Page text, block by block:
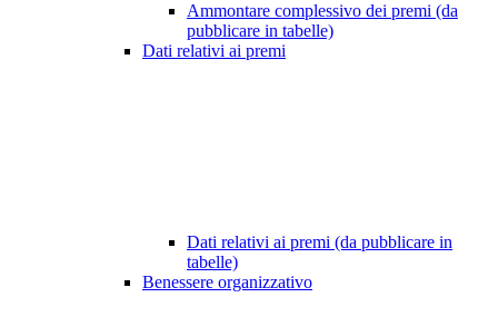
Ammontare complessivo dei premi (da
pubblicare in tabelle)
Dati relativi ai premi
Dati relativi ai premi (da pubblicare in
tabelle)
Benessere organizzativo